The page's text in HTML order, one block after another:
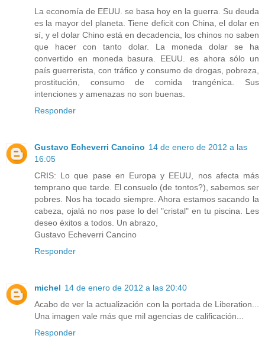
La economía de EEUU. se basa hoy en la guerra. Su deuda
es la mayor del planeta. Tiene deficit con China, el dolar en
sí, y el dolar Chino está en decadencia, los chinos no saben
que hacer con tanto dolar. La moneda dolar se ha
convertido en moneda basura. EEUU. es ahora sólo un
país guerrerista, con tráfico y consumo de drogas, pobreza,
prostitución, consumo de comida trangénica. Sus
intenciones y amenazas no son buenas.
Responder
Gustavo Echeverri Cancino 14 de enero de 2012 a las
16:05
CRIS: Lo que pase en Europa y EEUU, nos afecta más
temprano que tarde. El consuelo (de tontos?), sabemos ser
pobres. Nos ha tocado siempre. Ahora estamos sacando la
cabeza, ojalá no nos pase lo del "cristal" en tu piscina. Les
deseo éxitos a todos. Un abrazo,
Gustavo Echeverri Cancino
Responder
michel 14 de enero de 2012 a las 20:40
Acabo de ver la actualización con la portada de Liberation...
Una imagen vale más que mil agencias de calificación...
Responder